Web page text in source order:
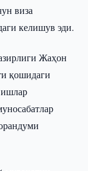
виза
келишув эди.
Жаҳон
қошидаги